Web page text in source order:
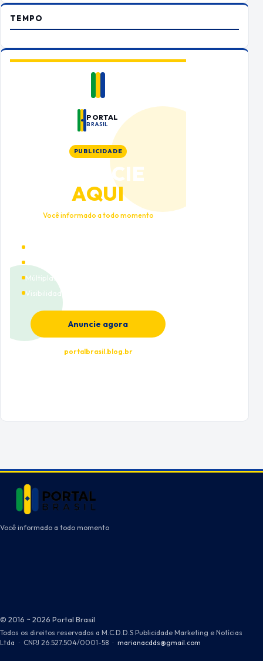
TEMPO
PORTAL
BRASIL
PUBLICIDADE
ANUNCIE
AQUI
Você informado a todo momento
Múltiplas categorias
Visibilidade premium
Anuncie agora
portalbrasil.blog.br
Você informado a todo momento
© 2016 ~ 2026 Portal Brasil
Todos os direitos reservados a M.C.D.D.S Publicidade Marketing e Notícias
Ltda · CNPJ 26.527.504/0001-58 · marianacdds@gmail.com